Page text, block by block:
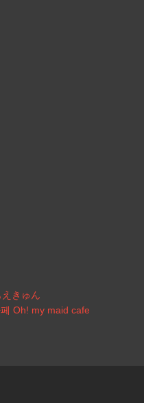
きゅん
Oh! my maid cafe